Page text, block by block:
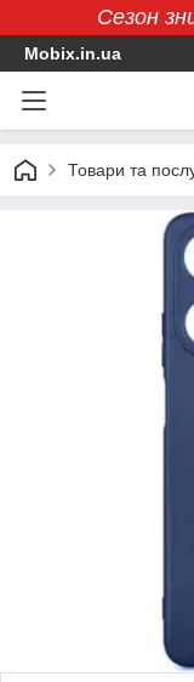
Сезон
Mobix.in.ua
Товари та